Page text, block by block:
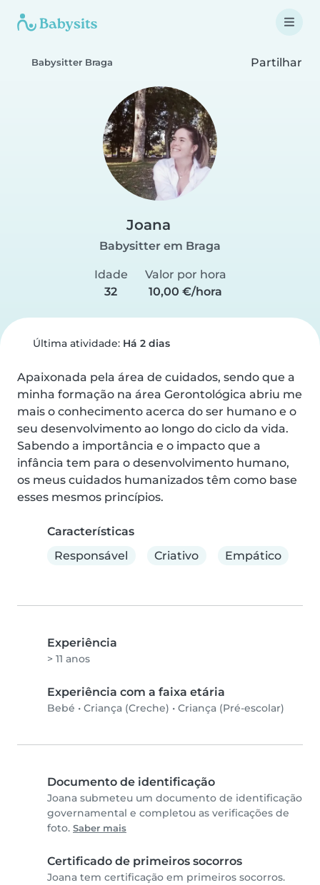
Babysitter Braga Partilhar
Joana
Babysitter em Braga
Idade
32
Valor por hora
10,00 €/hora
Última atividade: Há 2 dias
Apaixonada pela área de cuidados, sendo que a
minha formação na área Gerontológica abriu me
mais o conhecimento acerca do ser humano e o
seu desenvolvimento ao longo do ciclo da vida.
Sabendo a importância e o impacto que a
infância tem para o desenvolvimento humano,
os meus cuidados humanizados têm como base
esses mesmos princípios.
Características
Responsável
Criativo Empático
Experiência
> 11 anos
Experiência com a faixa etária
Bebé • Criança (Creche) • Criança (Pré-escolar)
Documento de identificação
Joana submeteu um documento de identificação
governamental e completou as verificações de
foto. Saber mais
Certificado de primeiros socorros
Joana tem certificação em primeiros socorros.